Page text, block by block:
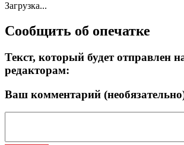
Загрузка...
Сообщить об опечатке
Текст, который будет отправлен
редакторам:
Ваш комментарий